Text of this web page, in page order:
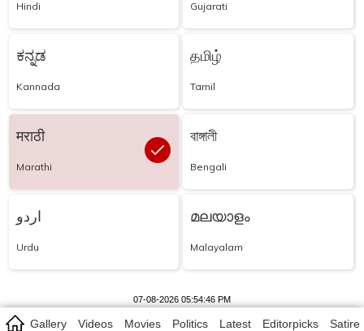
Gallery Videos Movies Politics Latest Editorpicks Satire
Hindi Gujarati
ಕನ್ನಡ
Kannada
தமிழ்
Tamil
मराठी
Marathi
বাঙ্গালী
Bengali
اردو
Urdu
മലയാളം
Malayalam
07-08-2026 05:54:46 PM